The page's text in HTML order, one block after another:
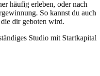
häufig erleben, oder nach
So kannst du auch
dir geboten wird.
Studio mit Startkapital